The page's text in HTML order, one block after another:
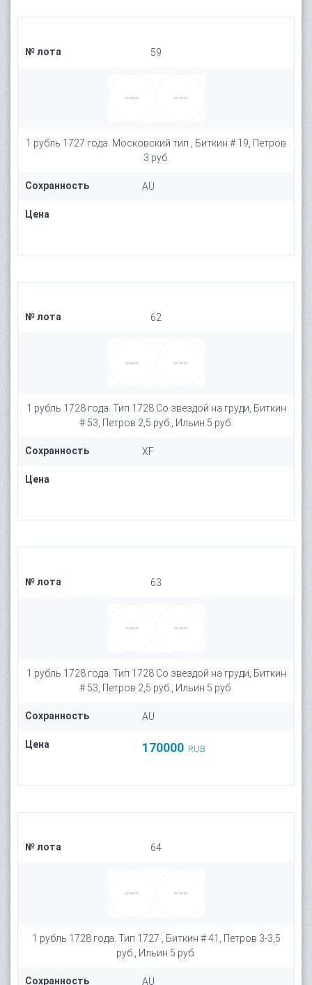
№ лота 59
1 рубль 1727 года. Московский тип , Биткин # 19, Петров
3 руб.
Сохранность AU
Цена
№ лота 62
1 рубль 1728 года. Тип 1728 Со звездой на груди, Биткин
# 53, Петров 2,5 руб., Ильин 5 руб.
Сохранность XF
Цена
№ лота 63
1 рубль 1728 года. Тип 1728 Со звездой на груди, Биткин
# 53, Петров 2,5 руб., Ильин 5 руб.
Сохранность AU
Цена 170000 RUB
№ лота 64
1 рубль 1728 года. Тип 1727 , Биткин # 41, Петров 3-3,5
руб., Ильин 5 руб.
Сохранность AU